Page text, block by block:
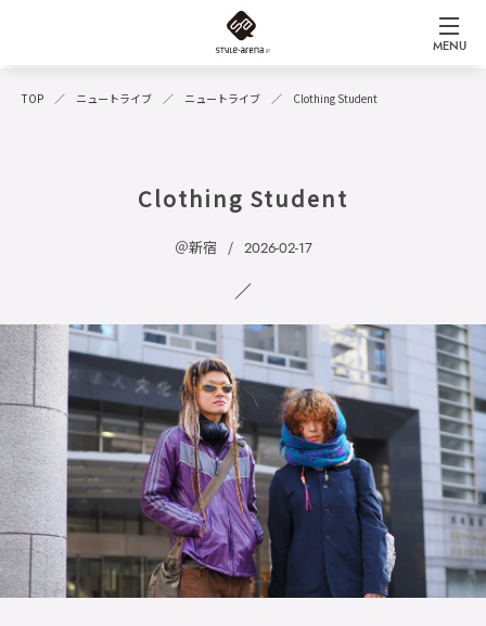
MENU
TOP ニュートライブ ニュートライブ Clothing Student
Clothing Student
＠新宿 2026-02-17